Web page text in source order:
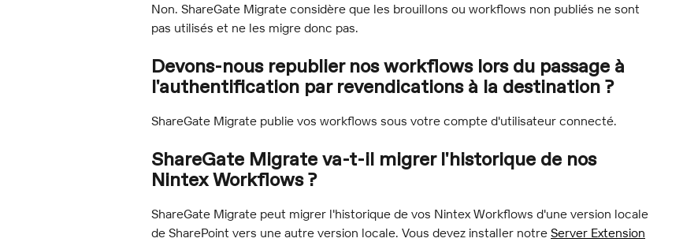
Non. ShareGate Migrate considère que les brouillons ou workflows non publiés ne sont
pas utilisés et ne les migre donc pas.
Devons-nous republier nos workflows lors du passage à
l'authentification par revendications à la destination ?
ShareGate Migrate publie vos workflows sous votre compte d'utilisateur connecté.
ShareGate Migrate va-t-il migrer l'historique de nos
Nintex Workflows ?
ShareGate Migrate peut migrer l'historique de vos Nintex Workflows d'une version locale
de SharePoint vers une autre version locale. Vous devez installer notre Server Extension